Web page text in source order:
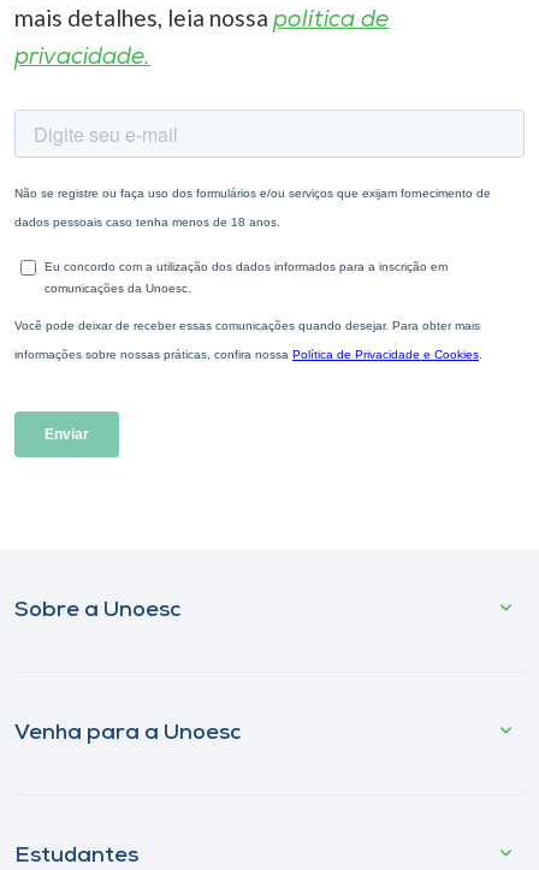
mais detalhes, leia nossa política de
privacidade.
Sobre a Unoesc
Venha para a Unoesc
Estudantes